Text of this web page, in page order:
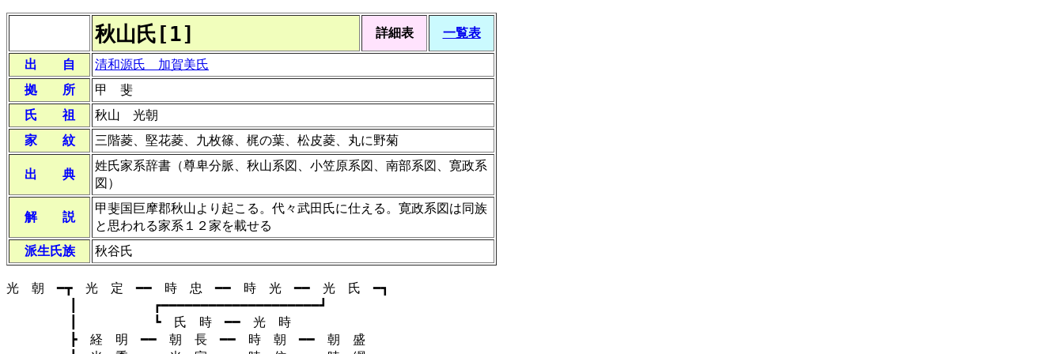
秋山氏[1] 詳細表 一覧表
出 自
清和源氏 加賀美氏
拠 所
甲 斐
氏 祖
秋山 光朝
家 紋
三階菱、堅花菱、九枚篠、梶の葉、松皮菱、丸に野菊
出 典
姓氏家系辞書（尊卑分脈、秋山系図、小笠原系図、南部系図、寛政系
図）
解 説
甲斐国巨摩郡秋山より起こる。代々武田氏に仕える。寛政系図は同族
と思われる家系１２家を載せる
派生氏族
秋谷氏
光 朝 ━┳ 光 定 ━━ 時 忠 ━━ 時 光 ━━ 光 氏 ━┓
┃ ┏━━━━━━━━━━━━━━━━━━━━┛
┃ ┗ 氏 時 ━━ 光 時
┣ 経 明 ━━ 朝 長 ━━ 時 朝 ━━ 朝 盛